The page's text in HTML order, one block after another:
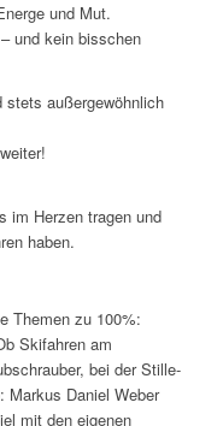
und Mut.
und kein bisschen
stets außergewöhnlich
im Herzen tragen und
haben.
Themen zu 100%:
Skifahren am
bei der Stille-
Markus Daniel Weber
mit den eigenen